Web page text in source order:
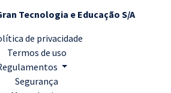
Tecnologia e Educação S/A
de privacidade
Termos de uso
Segurança